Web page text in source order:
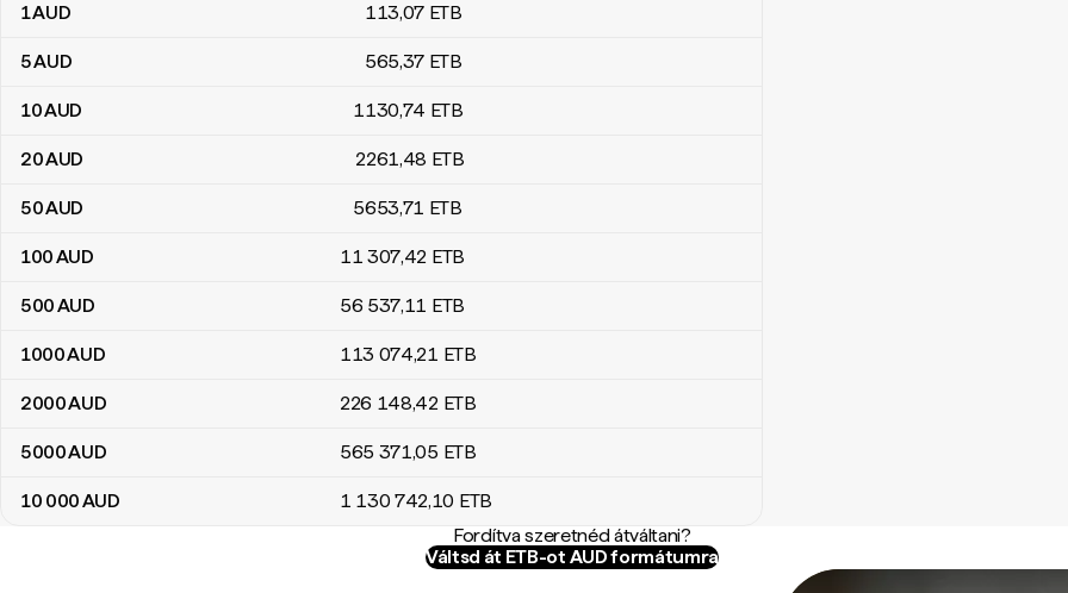
1AUD 113,07 ETB
5AUD 565,37 ETB
10AUD 1130,74 ETB
20AUD 2261,48 ETB
50AUD 5653,71 ETB
100AUD 11 307,42 ETB
500AUD 56 537,11 ETB
1000AUD 113 074,21 ETB
2000AUD 226 148,42 ETB
5000AUD 565 371,05 ETB
10 000AUD 1 130 742,10 ETB
Fordítva szeretnéd átváltani?
Váltsd át ETB-ot AUD formátumra